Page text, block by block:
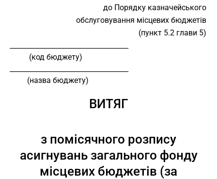
до Порядку казначейського
обслуговування місцевих бюджетів
(пункт 5.2 глави 5)
          (код бюджету)
         (назва бюджету)
ВИТЯГ
з помісячного розпису
асигнувань загального фонду
місцевих бюджетів (за